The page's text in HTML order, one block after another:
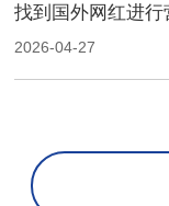
找到国外网红进行
2026-04-27